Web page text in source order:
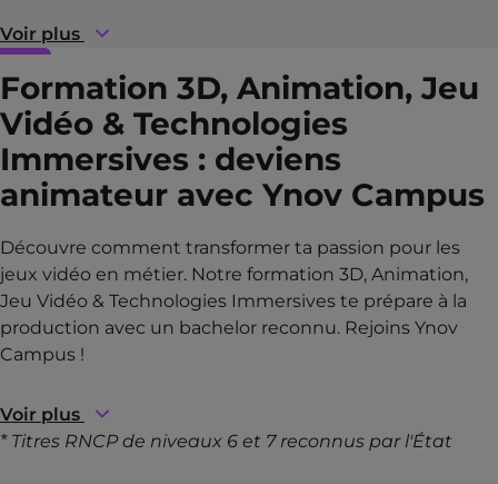
Voir plus
Formation 3D, Animation, Jeu
Vidéo & Technologies
Immersives : deviens
animateur avec Ynov Campus
Découvre comment transformer ta passion pour les
jeux vidéo en métier. Notre formation 3D, Animation,
Jeu Vidéo & Technologies Immersives te prépare à la
production avec un bachelor reconnu. Rejoins Ynov
Campus !
Voir plus
* Titres RNCP de niveaux 6 et 7 reconnus par l'État